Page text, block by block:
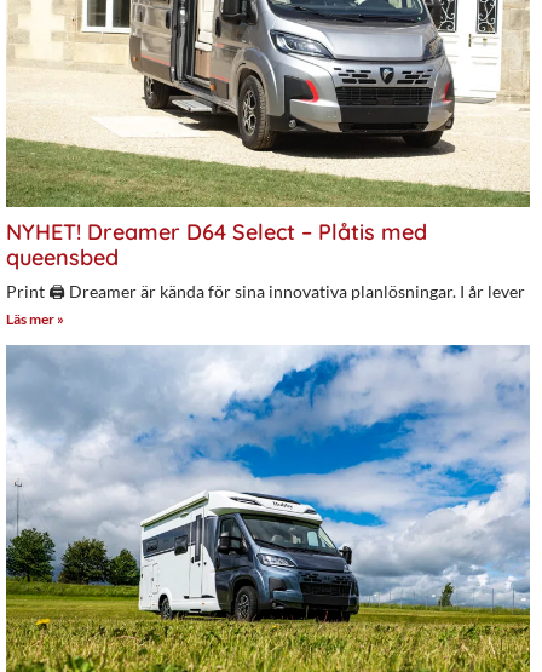
NYHET! Dreamer D64 Select – Plåtis med
queensbed
Print 🖨 Dreamer är kända för sina innovativa planlösningar. I år lever
Läs mer »